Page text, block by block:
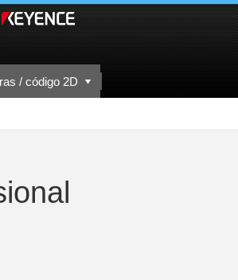
/ código 2D